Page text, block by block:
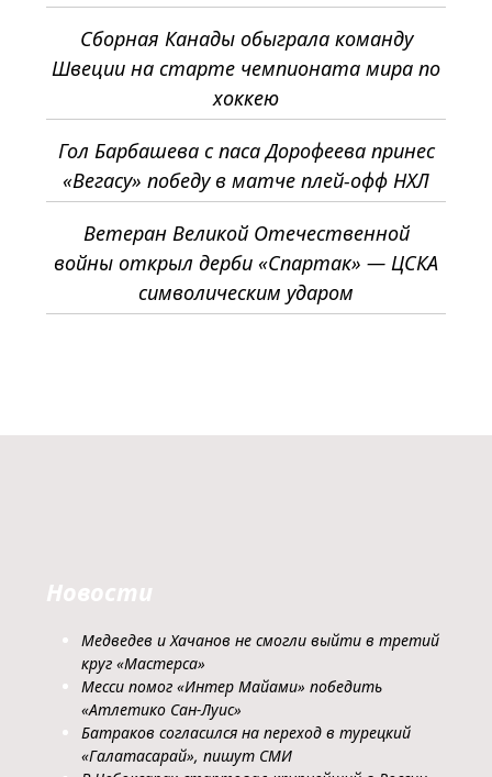
Сборная Канады обыграла команду
Швеции на старте чемпионата мира по
хоккею
Гол Барбашева с паса Дорофеева принес
«Вегасу» победу в матче плей-офф НХЛ
Ветеран Великой Отечественной
войны открыл дерби «Спартак» — ЦСКА
символическим ударом
Новости
Медведев и Хачанов не смогли выйти в третий
круг «Мастерса»
Месси помог «Интер Майами» победить
«Атлетико Сан-Луис»
Батраков согласился на переход в турецкий
«Галатасарай», пишут СМИ